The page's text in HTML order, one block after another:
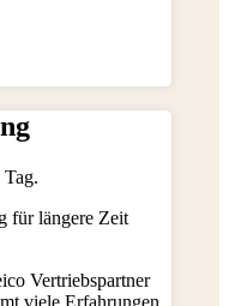
für längere Zeit
Vertriebspartner
viele Erfahrungen